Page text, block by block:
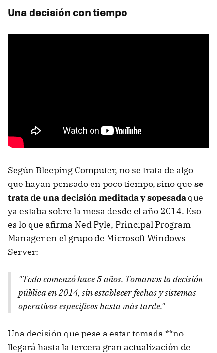
Una decisión con tiempo
Según Bleeping Computer, no se trata de algo
que hayan pensado en poco tiempo, sino que se
trata de una decisión meditada y sopesada que
ya estaba sobre la mesa desde el año 2014. Eso
es lo que afirma Ned Pyle, Principal Program
Manager en el grupo de Microsoft Windows
Server:
"Todo comenzó hace 5 años. Tomamos la decisión
pública en 2014, sin establecer fechas y sistemas
operativos específicos hasta más tarde."
Una decisión que pese a estar tomada **no
llegará hasta la tercera gran actualización de